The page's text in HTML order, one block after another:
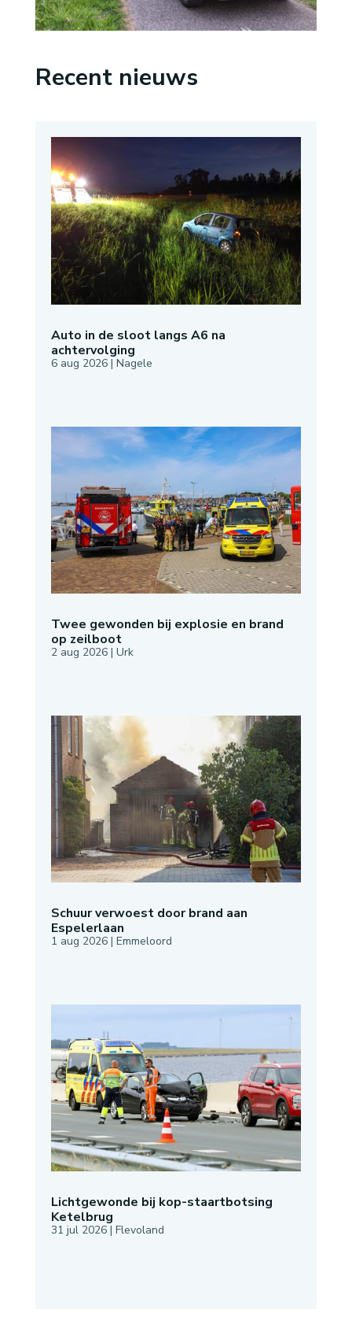
Recent nieuws
Auto in de sloot langs A6 na
achtervolging
6 aug 2026| Nagele
Twee gewonden bij explosie en brand
op zeilboot
2 aug 2026| Urk
Schuur verwoest door brand aan
Espelerlaan
1 aug 2026| Emmeloord
Lichtgewonde bij kop-staartbotsing
Ketelbrug
31 jul 2026| Flevoland